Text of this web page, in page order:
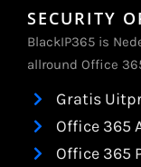
SECURITY
BlackIP365 is
allround Office
Gratis
Office 365
Office 365